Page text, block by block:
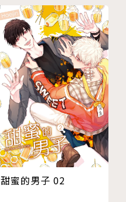
甜蜜的男子 02